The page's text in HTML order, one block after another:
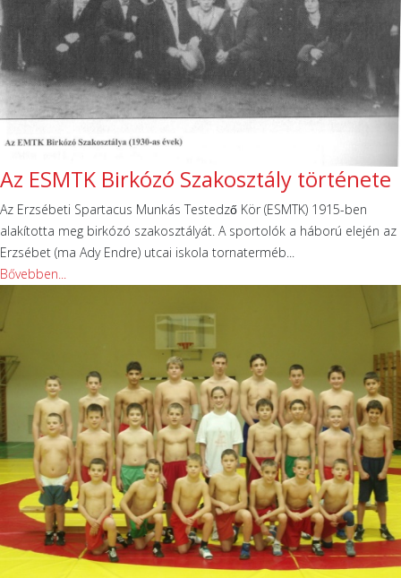
Az ESMTK Birkózó Szakosztály története
Az Erzsébeti Spartacus Munkás Testedző Kör (ESMTK) 1915-ben
alakította meg birkózó szakosztályát. A sportolók a háború elején az
Erzsébet (ma Ady Endre) utcai iskola tornaterméb...
Bővebben...